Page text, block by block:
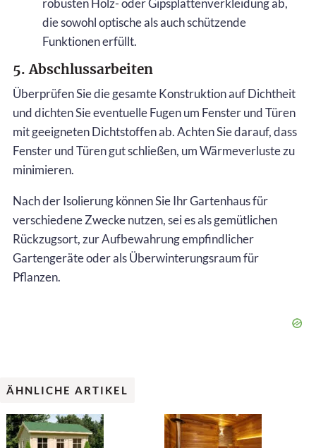
robusten Holz- oder Gipsplattenverkleidung ab,
die sowohl optische als auch schützende
Funktionen erfüllt.
5. Abschlussarbeiten
Überprüfen Sie die gesamte Konstruktion auf Dichtheit
und dichten Sie eventuelle Fugen um Fenster und Türen
mit geeigneten Dichtstoffen ab. Achten Sie darauf, dass
Fenster und Türen gut schließen, um Wärmeverluste zu
minimieren.
Nach der Isolierung können Sie Ihr Gartenhaus für
verschiedene Zwecke nutzen, sei es als gemütlichen
Rückzugsort, zur Aufbewahrung empfindlicher
Gartengeräte oder als Überwinterungsraum für
Pflanzen.
ÄHNLICHE ARTIKEL